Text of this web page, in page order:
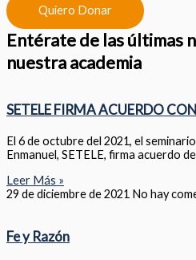
Quiero Donar
Entérate de las últimas
nuestra academia
SETELE FIRMA ACUERDO
El 6 de octubre del 2021, el
Enmanuel, SETELE, firma acuerdo
Leer Más »
29 de diciembre de 2021 No hay
Fe y Razón